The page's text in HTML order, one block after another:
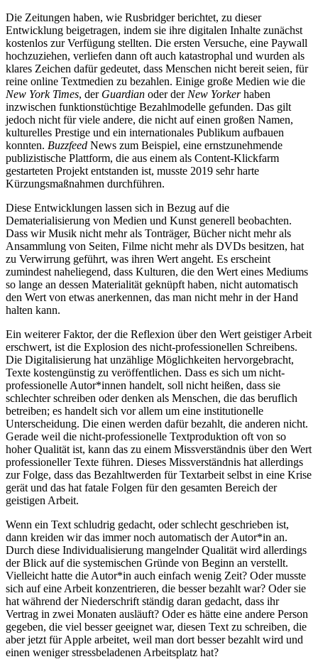
Die Zeitungen haben, wie Rusbridger berichtet, zu dieser
Entwicklung beigetragen, indem sie ihre digitalen Inhalte zunächst
kostenlos zur Verfügung stellten. Die ersten Versuche, eine Paywall
hochzuziehen, verliefen dann oft auch katastrophal und wurden als
klares Zeichen dafür gedeutet, dass Menschen nicht bereit seien, für
reine online Textmedien zu bezahlen. Einige große Medien wie die
New York Times, der Guardian oder der New Yorkerhaben
inzwischen funktionstüchtige Bezahlmodelle gefunden. Das gilt
jedoch nicht für viele andere, die nicht auf einen großen Namen,
kulturelles Prestige und ein internationales Publikum aufbauen
konnten. Buzzfeed News zum Beispiel, eine ernstzunehmende
publizistische Plattform, die aus einem als Content-Klickfarm
gestarteten Projekt entstanden ist, musste 2019 sehr harte
Kürzungsmaßnahmen durchführen.
Diese Entwicklungen lassen sich in Bezug auf die
Dematerialisierung von Medien und Kunst generell beobachten.
Dass wir Musik nicht mehr als Tonträger, Bücher nicht mehr als
Ansammlung von Seiten, Filme nicht mehr als DVDs besitzen, hat
zu Verwirrung geführt, was ihren Wert angeht. Es erscheint
zumindest naheliegend, dass Kulturen, die den Wert eines Mediums
so lange an dessen Materialität geknüpft haben, nicht automatisch
den Wert von etwas anerkennen, das man nicht mehr in der Hand
halten kann.
Ein weiterer Faktor, der die Reflexion über den Wert geistiger Arbeit
erschwert, ist die Explosion des nicht-professionellen Schreibens.
Die Digitalisierung hat unzählige Möglichkeiten hervorgebracht,
Texte kostengünstig zu veröffentlichen. Dass es sich um nicht-
professionelle Autor*innen handelt, soll nicht heißen, dass sie
schlechter schreiben oder denken als Menschen, die das beruflich
betreiben; es handelt sich vor allem um eine institutionelle
Unterscheidung. Die einen werden dafür bezahlt, die anderen nicht.
Gerade weil die nicht-professionelle Textproduktion oft von so
hoher Qualität ist, kann das zu einem Missverständnis über den Wert
professioneller Texte führen. Dieses Missverständnis hat allerdings
zur Folge, dass das Bezahltwerden für Textarbeit selbst in eine Krise
gerät und das hat fatale Folgen für den gesamten Bereich der
geistigen Arbeit.
Wenn ein Text schludrig gedacht, oder schlecht geschrieben ist,
dann kreiden wir das immer noch automatisch der Autor*in an.
Durch diese Individualisierung mangelnder Qualität wird allerdings
der Blick auf die systemischen Gründe von Beginn an verstellt.
Vielleicht hatte die Autor*in auch einfach wenig Zeit? Oder musste
sich auf eine Arbeit konzentrieren, die besser bezahlt war? Oder sie
hat während der Niederschrift ständig daran gedacht, dass ihr
Vertrag in zwei Monaten ausläuft? Oder es hätte eine andere Person
gegeben, die viel besser geeignet war, diesen Text zu schreiben, die
aber jetzt für Apple arbeitet, weil man dort besser bezahlt wird und
einen weniger stressbeladenen Arbeitsplatz hat?